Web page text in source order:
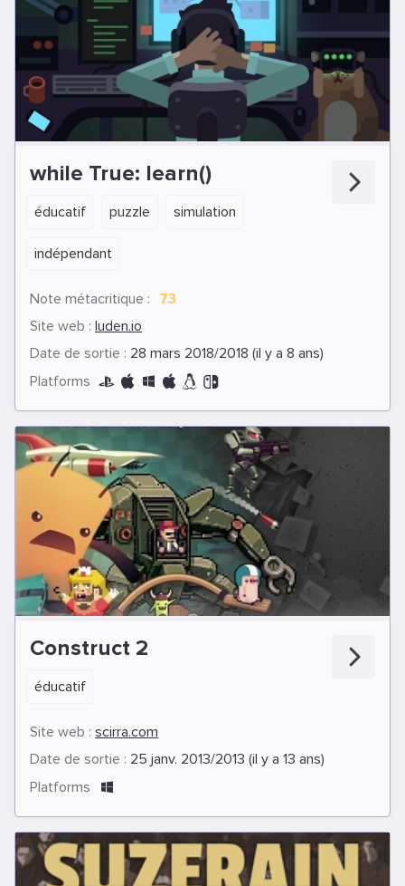
while True: learn()
éducatif puzzle simulation
indépendant
Note métacritique : 73
Site web : luden.io
Date de sortie : 28 mars 2018/2018 (il y a 8 ans)
Platforms
Construct 2
éducatif
Site web : scirra.com
Date de sortie : 25 janv. 2013/2013 (il y a 13 ans)
Platforms